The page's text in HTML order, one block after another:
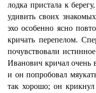
лодка пристала к
удивить своих
эхо особенно ясно
кричать перепелом.
почувствовали
Иванович кричал очень
и он попробовал
так хорошо; он